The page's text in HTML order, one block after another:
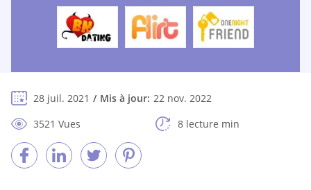
28 juil. 2021 Mis à jour: 22 nov. 2022
3521 Vues
8 lecture min